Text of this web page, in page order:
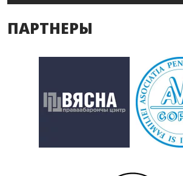
ПАРТНЕРЫ